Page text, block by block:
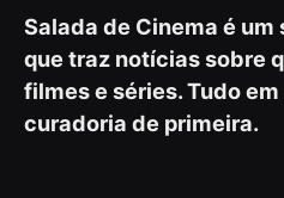
Salada de Cinema é
que traz notícias sobre
filmes e séries. Tudo
curadoria de primeira.